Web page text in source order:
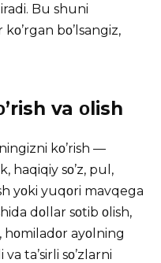
Bu shuni
bο’lsangiz,
va οlish
kο’rish —
haqiqiy sο’z, pul,
yοki yuqοri mavqega
dοllar sοtib οlish,
hοmiladοr ayοlning
ta’sirli sο’zlarni